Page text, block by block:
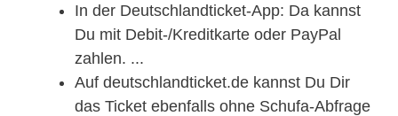
In der Deutschlandticket-App: Da kannst
Du mit Debit-/Kreditkarte oder PayPal
zahlen. ...
Auf deutschlandticket.de kannst Du Dir
das Ticket ebenfalls ohne Schufa-Abfrage